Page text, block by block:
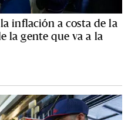
inflación a costa de la
la gente que va a la